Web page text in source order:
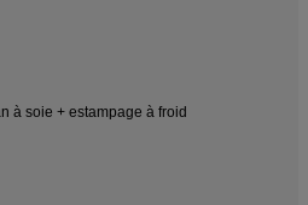
à soie + estampage à froid